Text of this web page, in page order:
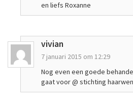
en liefs Roxanne
vivian
7 januari 2015 om 12:29
Nog even een goede
gaat voor @ stichting